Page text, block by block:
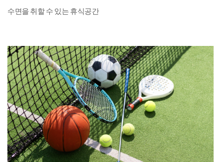
수면을 취할 수 있는 휴식공간